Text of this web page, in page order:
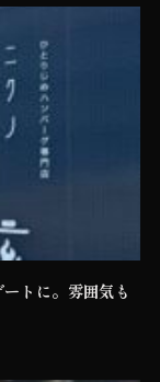
トに。雰囲気も